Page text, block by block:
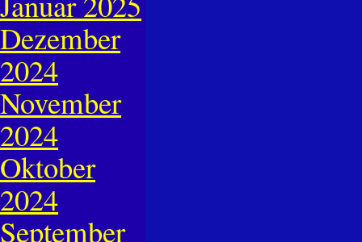
Dezember
2024
November
2024
Oktober
2024
September